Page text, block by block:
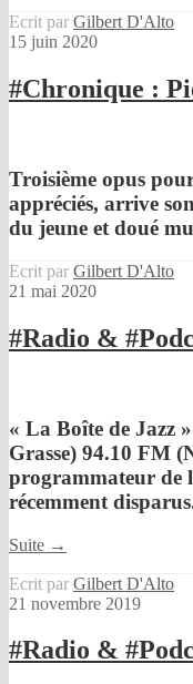
Ecrit par Gilbert D'Alto
15 juin 2020
#Chronique :
Troisième opus
appréciés, arrive
du jeune et doué
Ecrit par Gilbert D'Alto
21 mai 2020
#Radio &
« La Boîte de Jazz »
Grasse) 94.10 FM
programmateur de
récemment
Suite →
Ecrit par Gilbert D'Alto
21 novembre 2019
#Radio &